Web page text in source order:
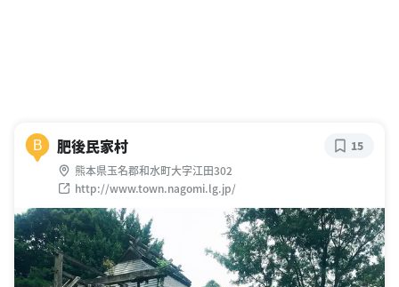
B 肥後民家村
熊本県玉名郡和水町大字江田302
http://www.town.nagomi.lg.jp/
15